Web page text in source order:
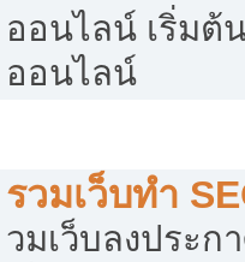
ออนไลน์ เริ่มต้
ออนไลน์
รวมเว็บทำ
วมเว็บลงประก